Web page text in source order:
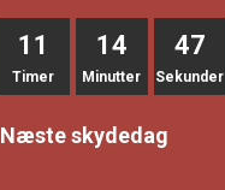
11
Timer
14
Minutter
46
Sekunder
Næste skydedag